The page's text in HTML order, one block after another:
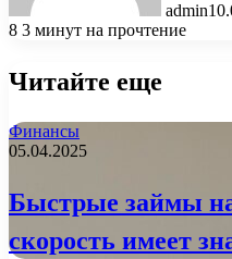
admin
8 3 минут на прочтение
Читайте еще
Финансы
05.04.2025
Быстрые займы
скорость имеет